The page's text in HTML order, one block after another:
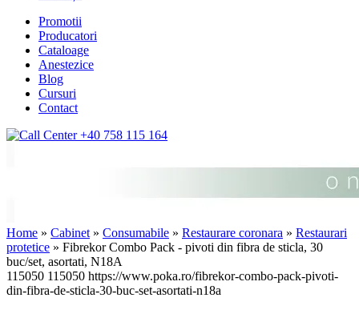
Promotii
Producatori
Cataloage
Anestezice
Blog
Cursuri
Contact
+40 758 115 164
Home » Cabinet » Consumabile » Restaurare coronara » Restaurari
protetice » Fibrekor Combo Pack - pivoti din fibra de sticla, 30
buc/set, asortati, N18A
115050 115050 https://www.poka.ro/fibrekor-combo-pack-pivoti-
din-fibra-de-sticla-30-buc-set-asortati-n18a